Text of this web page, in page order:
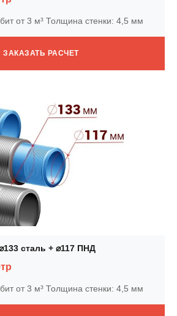
от 3 м³ Толщина стенки: 4,5 мм
ЗАКАЗАТЬ РАСЧЕТ
сталь + ⌀117 ПНД
от 3 м³ Толщина стенки: 4,5 мм